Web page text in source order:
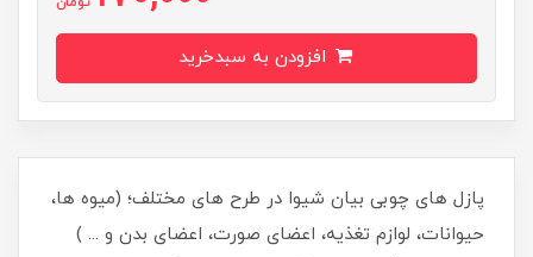
​​​​​​​​​​​​پازل های چوبی بیان شیوا در طرح های مختلف؛ (میوه ها،
حیوانات، لوازم تغذیه، اعضای صورت، اعضای بدن و ... )